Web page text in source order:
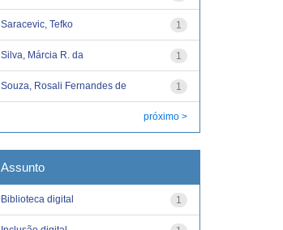
1
Saracevic, Tefko
1
Silva, Márcia R. da
1
Souza, Rosali Fernandes de
próximo >
Assunto
1
Biblioteca digital